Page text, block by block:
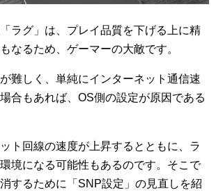
ラグ」は、プレイ品質を下げる上に精
なるため、ゲーマーの大敵です。
難しく、単純にインターネット通信速
合もあれば、OS側の設定が原因である
ト回線の速度が上昇するとともに、ラ
境になる可能性もあるのです。そこで
するために「SNP設定」の見直しを紹